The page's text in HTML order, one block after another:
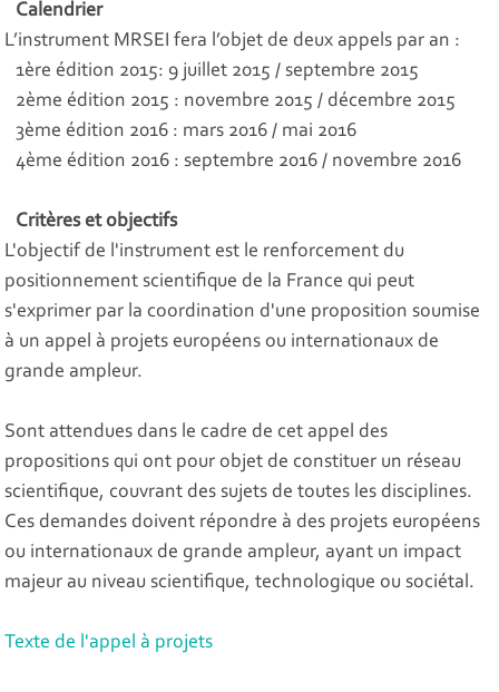
Calendrier
L’instrument MRSEI fera l’objet de deux appels par an :
1ère édition 2015: 9 juillet 2015 / septembre 2015
2ème édition 2015 : novembre 2015 / décembre 2015
3ème édition 2016 : mars 2016 / mai 2016
4ème édition 2016 : septembre 2016 / novembre 2016
Critères et objectifs
L'objectif de l'instrument est le renforcement du
positionnement scientifique de la France qui peut
s'exprimer par la coordination d'une proposition soumise
à un appel à projets européens ou internationaux de
grande ampleur.
Sont attendues dans le cadre de cet appel des
propositions qui ont pour objet de constituer un réseau
scientifique, couvrant des sujets de toutes les disciplines.
Ces demandes doivent répondre à des projets européens
ou internationaux de grande ampleur, ayant un impact
majeur au niveau scientifique, technologique ou sociétal.
Texte de l'appel à projets